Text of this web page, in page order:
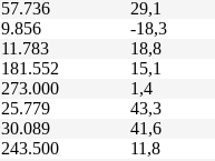
57.736
29,1
9.856
-18,3
11.783
18,8
181.552
15,1
273.000
1,4
25.779
43,3
30.089
41,6
243.500
11,8